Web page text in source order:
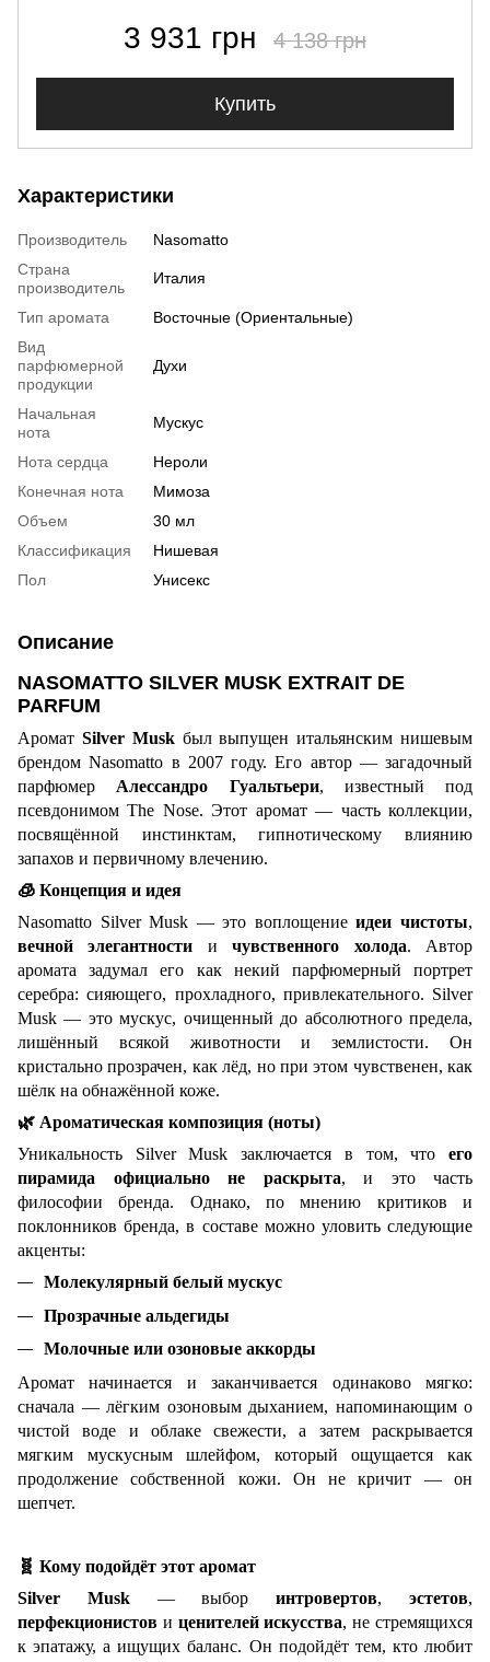
3 931 грн 4 138 грн
Купить
Характеристики
Производитель
Nasomatto
Страна
производитель
Италия
Тип аромата
Восточные (Ориентальные)
Вид
парфюмерной
продукции
Духи
Начальная
нота
Мускус
Нота сердца
Нероли
Конечная нота
Мимоза
Объем
30 мл
Классификация
Нишевая
Пол
Унисекс
Описание
NASOMATTO SILVER MUSK EXTRAIT DE
PARFUM
Аромат Silver Muskбыл выпущен итальянским нишевым
брендом Nasomatto в 2007 году. Его автор — загадочный
парфюмер Алессандро Гуальтьери, известный под
псевдонимом The Nose. Этот аромат — часть коллекции,
посвящённой инстинктам, гипнотическому влиянию
запахов и первичному влечению.
🧊 Концепция и идея
Nasomatto Silver Musk — это воплощениеидеи чистоты,
вечной элегантности ичувственного холода. Автор
аромата задумал его как некий парфюмерный портрет
серебра: сияющего, прохладного, привлекательного. Silver
Musk — это мускус, очищенный до абсолютного предела,
лишённый всякой животности и землистости. Он
кристально прозрачен, как лёд, но при этом чувственен, как
шёлк на обнажённой коже.
🌿 Ароматическая композиция (ноты)
Уникальность Silver Musk заключается в том, что его
пирамида официально не раскрыта, и это часть
философии бренда. Однако, по мнению критиков и
поклонников бренда, в составе можно уловить следующие
акценты:
Молекулярный белый мускус
Прозрачные альдегиды
Молочные или озоновые аккорды
Аромат начинается и заканчивается одинаково мягко:
сначала — лёгким озоновым дыханием, напоминающим о
чистой воде и облаке свежести, а затем раскрывается
мягким мускусным шлейфом, который ощущается как
продолжение собственной кожи. Он не кричит — он
шепчет.
🧬 Кому подойдёт этот аромат
Silver Musk— выборинтровертов,эстетов,
перфекционистов и ценителей искусства, не стремящихся
к эпатажу, а ищущих баланс. Он подойдёт тем, кто любит